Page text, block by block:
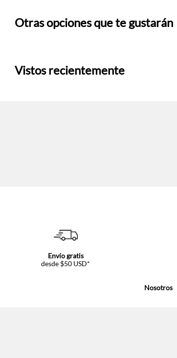
Otras opciones que te gustarán
Vistos recientemente
Envío gratis
desde $50 USD*
Nosotros